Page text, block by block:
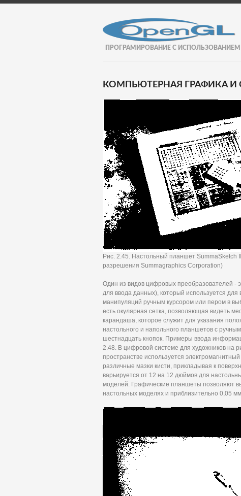
ПРОГРАМИРОВАНИЕ С ИСПОЛЬЗОВАНИЕМ
КОМПЬЮТЕРНАЯ ГРАФИКА И
Рис. 2.45. Настольный планшет SummaSketch
разрешения Summagraphics Corporation)
Один из видов цифровых преобразователей -
для ввода данных), который используется
манипуляций ручным курсором или пером в
есть окулярная сетка, позволяющая видеть
карандаша, которое служит для указания
настольного и напольного планшетов с
шестнадцать кнопок. Примеры ввода
2.48. В цифровой системе для художников на
пространстве используется
различные мазки кисти, прикладывая к
варьируется от 12 на 12 дюймов для
моделей. Графические планшеты позволяют
настольных моделях и приблизительно 0,05